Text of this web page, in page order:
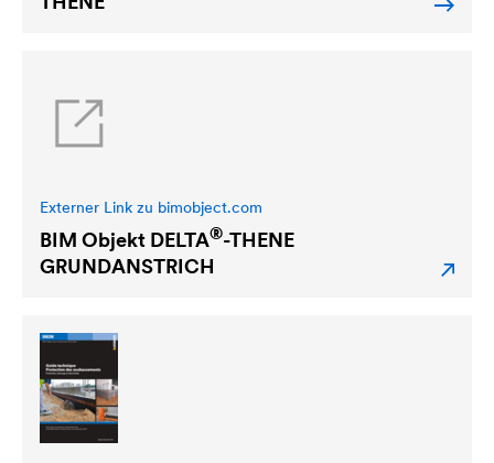
Externer Link zu bimobject.com
BIM Objekt DELTA®-THENE
GRUNDANSTRICH